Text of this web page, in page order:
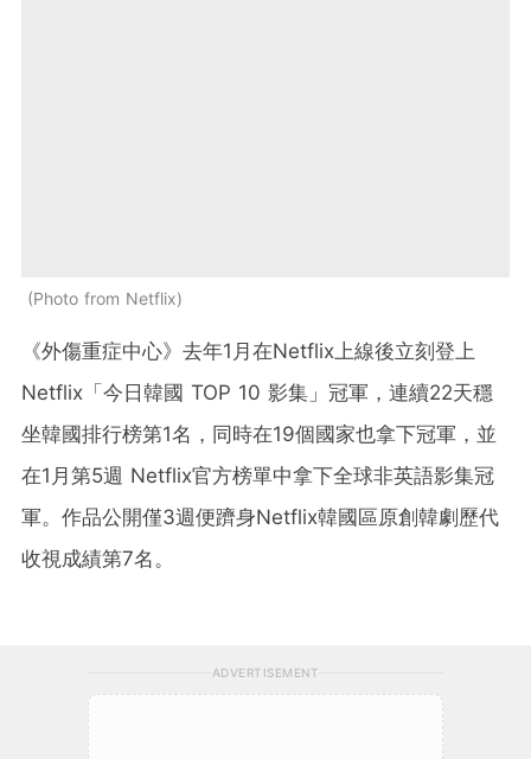
Photo from Netflix
《外傷重症中心》去年1月在Netflix上線後立刻登上
Netflix「今日韓國 TOP 10 影集」冠軍，連續22天穩
坐韓國排行榜第1名，同時在19個國家也拿下冠軍，並
在1月第5週 Netflix官方榜單中拿下全球非英語影集冠
軍。作品公開僅3週便躋身Netflix韓國區原創韓劇歷代
收視成績第7名。
ADVERTISEMENT